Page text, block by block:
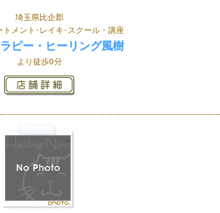
埼玉県比企郡
トメント･レイキ･スクール・講座
ピー・ヒーリング風樹
より徒歩0分